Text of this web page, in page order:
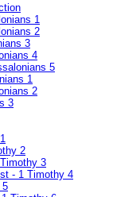
1
2
3
4
5
1
2
3
2
3
- 1 Timothy 4
5